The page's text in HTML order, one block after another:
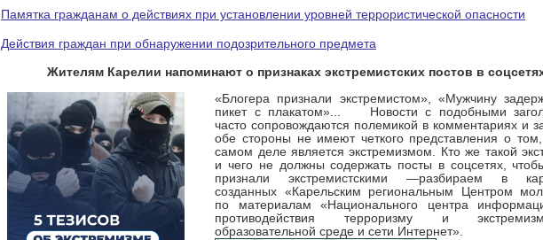
Памятка гражданам о действиях при установлении уровней террористической опасности
Действия граждан при обнаружении подозрительного предмета
Жителям Карелии напоминают о признаках экстремистских постов в
«Блогера признали экстремистом», «Мужчину
пикет с плакатом»... Новости с подобными
часто сопровождаются полемикой в комментариях и
обе стороны не имеют четкого представления о
самом деле является экстремизмом. Кто же такой
и чего не должны содержать посты в соцсетях,
признали экстремистскими —разбираем в
созданных «Карельским региональным Центром
по материалам «Национального центра
противодействия терроризму и
образовательной среде и сети Интернет».